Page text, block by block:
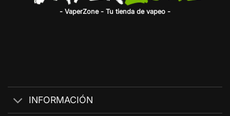
- VaperZone - Tu tienda de vapeo -
INFORMACIÓN